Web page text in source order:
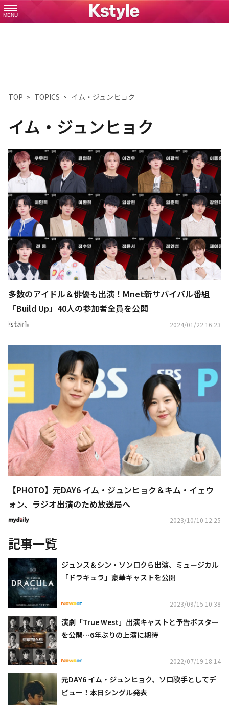
MENU
TOP TOPICS イム・ジュンヒョク
イム・ジュンヒョク
多数のアイドル＆俳優も出演！Mnet新サバイバル番組
「Build Up」40人の参加者全員を公開
2024/01/22 16:23
【PHOTO】元DAY6 イム・ジュンヒョク＆キム・イェウ
ォン、ラジオ出演のため放送局へ
2023/10/10 12:25
記事一覧
ジュンス＆シン・ソンロクら出演、ミュージカル
「ドラキュラ」豪華キャストを公開
2023/09/15 10:38
演劇「True West」出演キャストと予告ポスター
を公開…6年ぶりの上演に期待
2022/07/19 18:14
元DAY6 イム・ジュンヒョク、ソロ歌手としてデ
ビュー！本日シングル発表